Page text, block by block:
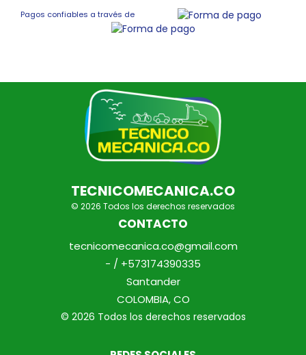
Pagos confiables a través de
TECNICOMECANICA.CO
© 2026 Todos los derechos reservados
CONTACTO
tecnicomecanica.co@gmail.com
- / +573174390335
Santander
COLOMBIA, CO
© 2026 Todos los derechos reservados